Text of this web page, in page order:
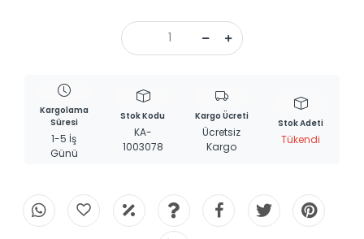
Kargolama
Süresi
1-5 İş
Günü
Stok Kodu
KA-
1003078
Kargo Ücreti
Ücretsiz
Kargo
Stok Adeti
Tükendi